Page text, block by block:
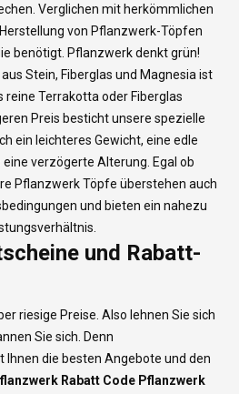
Verglichen mit herkömmlichen
von Pflanzwerk-Töpfen
benötigt. Pflanzwerk denkt grün!
Stein, Fiberglas und Magnesia ist
reine Terrakotta oder Fiberglas
Preis besticht unsere spezielle
ein leichteres Gewicht, eine edle
verzögerte Alterung. Egal ob
Pflanzwerk Töpfe überstehen auch
und bieten ein nahezu
und Rabatt-
riesige Preise. Also lehnen Sie sich
Sie sich. Denn
die besten Angebote und den
Rabatt Code Pflanzwerk